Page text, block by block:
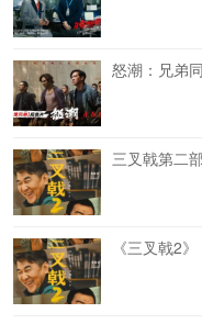
怒潮：兄弟
三叉戟第二
《三叉戟2